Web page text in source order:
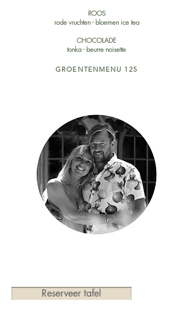
ROOS
rode vruchten - bloemen ice tea​
CHOCOLADE
tonka - beurre noisette
GROENTENMENU 125
Reserveer tafel